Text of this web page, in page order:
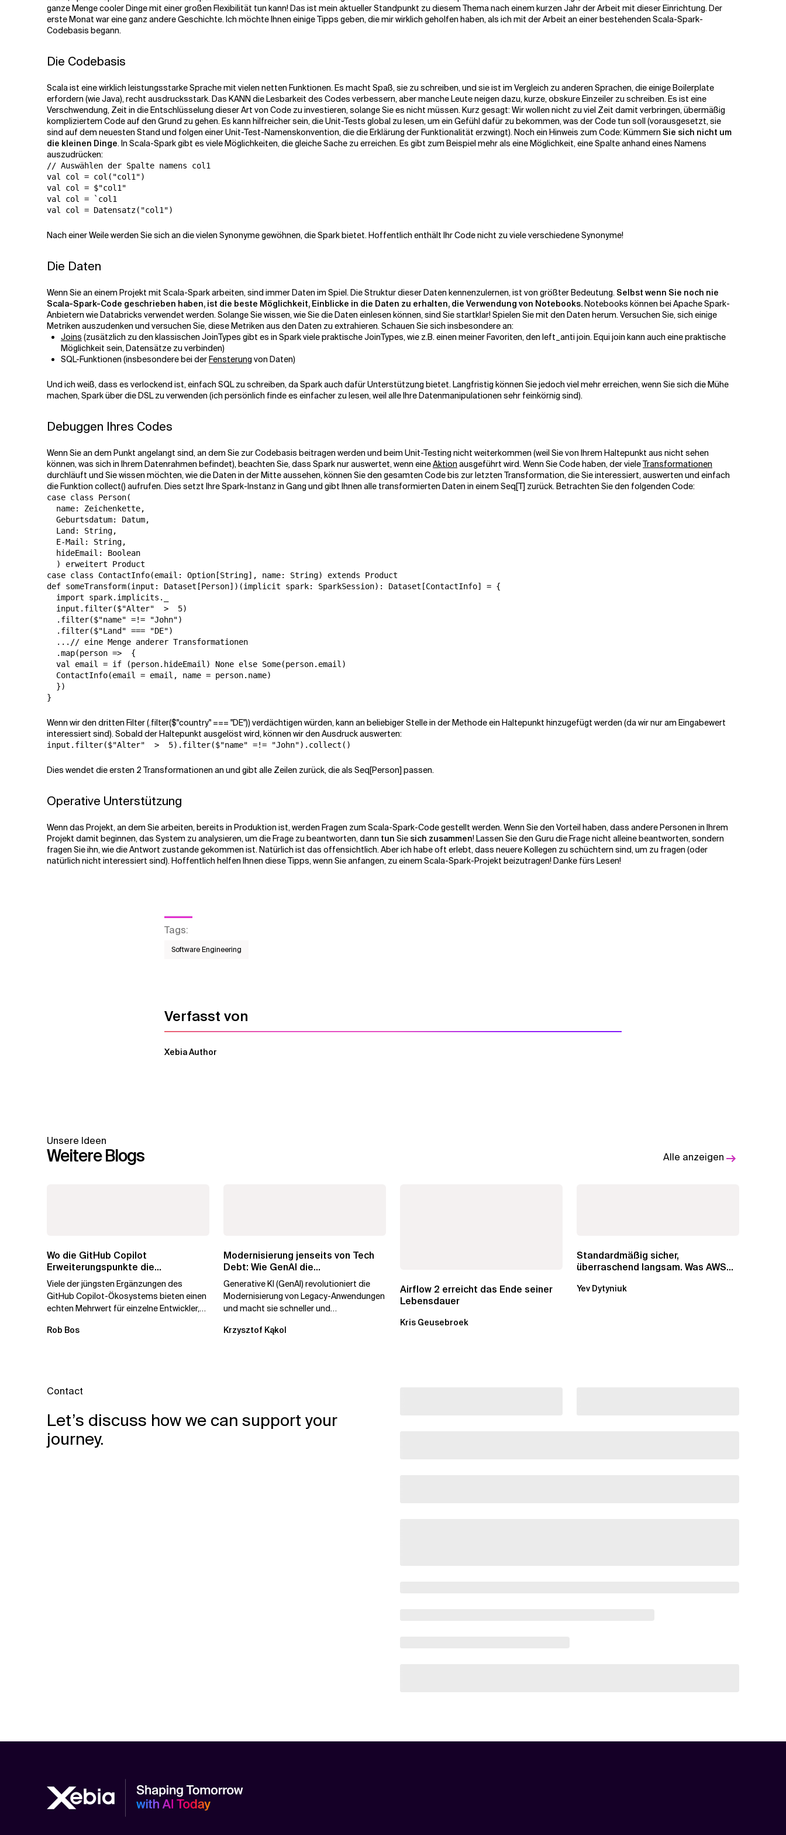
Verwandte Themen
ganze Menge cooler Dinge mit einer großen Flexibilität tun kann! Das ist mein aktueller Standpunkt zu diesem Thema nach einem kurzen Jahr der Arbeit mit dieser Einrichtung. Der
erste Monat war eine ganz andere Geschichte. Ich möchte Ihnen einige Tipps geben, die mir wirklich geholfen haben, als ich mit der Arbeit an einer bestehenden Scala-Spark-
Codebasis begann.
Die Codebasis
Scala ist eine wirklich leistungsstarke Sprache mit vielen netten Funktionen. Es macht Spaß, sie zu schreiben, und sie ist im Vergleich zu anderen Sprachen, die einige Boilerplate
erfordern (wie Java), recht ausdrucksstark. Das KANN die Lesbarkeit des Codes verbessern, aber manche Leute neigen dazu, kurze, obskure Einzeiler zu schreiben. Es ist eine
Verschwendung, Zeit in die Entschlüsselung dieser Art von Code zu investieren, solange Sie es nicht müssen. Kurz gesagt: Wir wollen nicht zu viel Zeit damit verbringen, übermäßig
kompliziertem Code auf den Grund zu gehen. Es kann hilfreicher sein, die Unit-Tests global zu lesen, um ein Gefühl dafür zu bekommen, was der Code tun soll (vorausgesetzt, sie
sind auf dem neuesten Stand und folgen einer Unit-Test-Namenskonvention, die die Erklärung der Funktionalität erzwingt). Noch ein Hinweis zum Code: Kümmern Sie sich nicht um
die kleinen Dinge. In Scala-Spark gibt es viele Möglichkeiten, die gleiche Sache zu erreichen. Es gibt zum Beispiel mehr als eine Möglichkeit, eine Spalte anhand eines Namens
auszudrücken:
// Auswählen der Spalte namens col1
val col = col("col1")
val col = $"col1"
val col = `col1
Nach einer Weile werden Sie sich an die vielen Synonyme gewöhnen, die Spark bietet. Hoffentlich enthält Ihr Code nicht zu viele verschiedene Synonyme!
Die Daten
Wenn Sie an einem Projekt mit Scala-Spark arbeiten, sind immer Daten im Spiel. Die Struktur dieser Daten kennenzulernen, ist von größter Bedeutung.Selbst wenn Sie noch nie
Scala-Spark-Code geschrieben haben, ist die beste Möglichkeit, Einblicke in die Daten zu erhalten, die Verwendung von Notebooks.Notebooks können bei Apache Spark-
Anbietern wie Databricks verwendet werden. Solange Sie wissen, wie Sie die Daten einlesen können, sind Sie startklar! Spielen Sie mit den Daten herum. Versuchen Sie, sich einige
Metriken auszudenken und versuchen Sie, diese Metriken aus den Daten zu extrahieren. Schauen Sie sich insbesondere an:
Joins (zusätzlich zu den klassischen JoinTypes gibt es in Spark viele praktische JoinTypes, wie z.B. einen meiner Favoriten, den left_antijoin. Equi join kann auch eine praktische
Möglichkeit sein, Datensätze zu verbinden)
SQL-Funktionen (insbesondere bei derFensterung von Daten)
Und ich weiß, dass es verlockend ist, einfach SQL zu schreiben, da Spark auch dafür Unterstützung bietet. Langfristig können Sie jedoch viel mehr erreichen, wenn Sie sich die Mühe
machen, Spark über die DSL zu verwenden (ich persönlich finde es einfacher zu lesen, weil alle Ihre Datenmanipulationen sehr feinkörnig sind).
Debuggen Ihres Codes
Wenn Sie an dem Punkt angelangt sind, an dem Sie zur Codebasis beitragen werden und beim Unit-Testing nicht weiterkommen (weil Sie von Ihrem Haltepunkt aus nicht sehen
können, was sich in Ihrem Datenrahmen befindet), beachten Sie, dass Spark nur auswertet, wenn eineAktion ausgeführt wird. Wenn Sie Code haben, der vieleTransformationen
durchläuft und Sie wissen möchten, wie die Daten in der Mitte aussehen, können Sie den gesamten Code bis zur letzten Transformation, die Sie interessiert, auswerten und einfach
die Funktion collect() aufrufen. Dies setzt Ihre Spark-Instanz in Gang und gibt Ihnen alle transformierten Daten in einem Seq[T] zurück. Betrachten Sie den folgenden Code:
case class Person(
  name: Zeichenkette,
  Geburtsdatum: Datum,
  Land: String,
  E-Mail: String,
  hideEmail: Boolean
  ) erweitert Product
case class ContactInfo(email: Option[String], name: String) extends Product
def someTransform(input: Dataset[Person])(implicit spark: SparkSession): Dataset[ContactInfo] = {
  import spark.implicits._
  input.filter($"Alter"  >  5)
  .filter($"name" =!= "John")
  .filter($"Land" === "DE")
  ...// eine Menge anderer Transformationen
  .map(person =>  {
  val email = if (person.hideEmail) None else Some(person.email)
  ContactInfo(email = email, name = person.name)
  })
}
Wenn wir den dritten Filter (.filter($"country" === "DE")) verdächtigen würden, kann an beliebiger Stelle in der Methode ein Haltepunkt hinzugefügt werden (da wir nur am Eingabewert
interessiert sind). Sobald der Haltepunkt ausgelöst wird, können wir den Ausdruck auswerten:
input.filter($"Alter"  >  5).filter($"name" =!= "John").collect()
Dies wendet die ersten 2 Transformationen an und gibt alle Zeilen zurück, die als Seq[Person]passen.
Operative Unterstützung
Wenn das Projekt, an dem Sie arbeiten, bereits in Produktion ist, werden Fragen zum Scala-Spark-Code gestellt werden. Wenn Sie den Vorteil haben, dass andere Personen in Ihrem
Projekt damit beginnen, das System zu analysieren, um die Frage zu beantworten, dann tun Sie sich zusammen! Lassen Sie den Guru die Frage nicht alleine beantworten, sondern
fragen Sie ihn, wie die Antwort zustande gekommen ist. Natürlich ist das offensichtlich. Aber ich habe oft erlebt, dass neuere Kollegen zu schüchtern sind, um zu fragen (oder
natürlich nicht interessiert sind). Hoffentlich helfen Ihnen diese Tipps, wenn Sie anfangen, zu einem Scala-Spark-Projekt beizutragen! Danke fürs Lesen!
Tags:
Software Engineering
Verfasst von
Xebia Author
Unsere Ideen
Weitere Blogs Alle anzeigen
Wo die GitHub Copilot
Erweiterungspunkte die
Governance brechen
Viele der jüngsten Ergänzungen des
GitHub Copilot-Ökosystems bieten einen
echten Mehrwert für einzelne Entwickler,
Rob Bos
Modernisierung jenseits von Tech
Debt: Wie GenAI die
Unternehmenstransformation...
Generative KI (GenAI) revolutioniert die
Modernisierung von Legacy-Anwendungen
und macht sie schneller und
Automatisierung...
Krzysztof Kąkol
Airflow 2 erreicht das Ende seiner
Lebensdauer
Kris Geusebroek
Standardmäßig sicher,
überraschend langsam. Was AWS
Yev Dytyniuk
Contact
Let’s discuss how we can support your
journey.